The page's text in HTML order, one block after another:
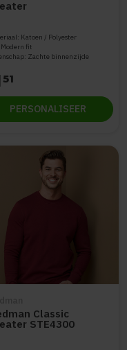
Katoen / Polyester
fit
Zachte binnenzijde
51
PERSONALISEER
Classic
STE4300